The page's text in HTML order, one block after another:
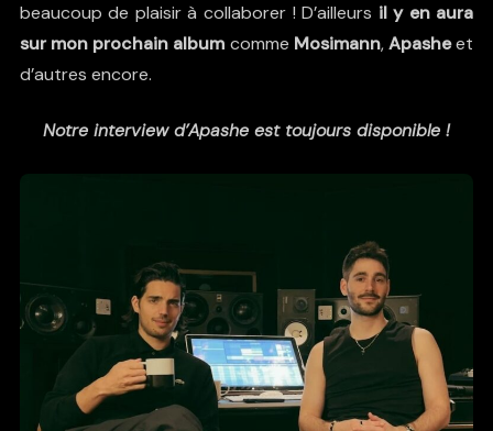
beaucoup de plaisir à collaborer ! D’ailleurs il y en aura
sur mon prochain album comme Mosimann,Apasheet
d’autres encore.
Notre interview d’Apashe est toujours disponible !